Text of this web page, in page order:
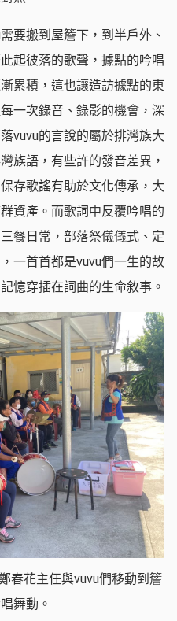
要搬到屋簷下，到半戶外、
起彼落的歌聲，據點的吟唱
累積，這也讓造訪據點的東
一次錄音、錄影的機會，深
vuvu的言說的屬於排灣族大
族語，有些許的發音差異，
存歌謠有助於文化傳承，大
資產。而歌詞中反覆吟唱的
餐日常，部落祭儀儀式、定
一首首都是vuvu們一生的故
憶穿插在詞曲的生命敘事。
春花主任與vuvu們移動到簷
舞動。